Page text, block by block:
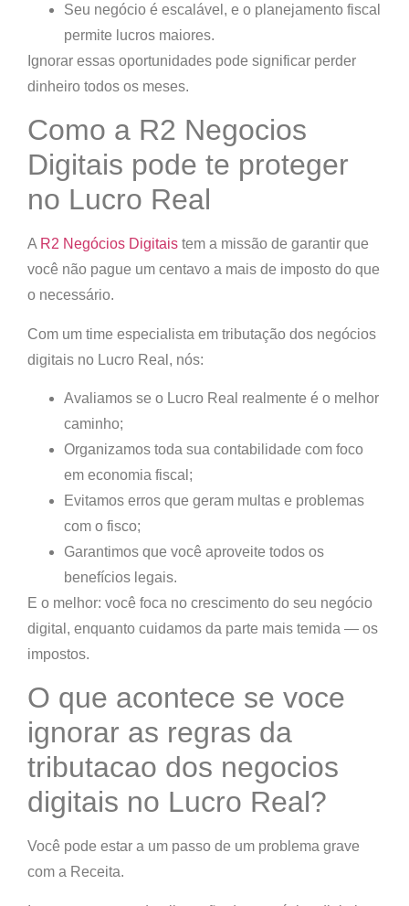
Seu negócio é escalável, e o planejamento fiscal
permite lucros maiores.
Ignorar essas oportunidades pode significar perder
dinheiro todos os meses.
Como a R2 Negocios
Digitais pode te proteger
no Lucro Real
A R2 Negócios Digitais tem a missão de garantir que
você não pague um centavo a mais de imposto do que
o necessário.
Com um time especialista em tributação dos negócios
digitais no Lucro Real , nós:
Avaliamos se o Lucro Real realmente é o melhor
caminho;
Organizamos toda sua contabilidade com foco
em economia fiscal;
Evitamos erros que geram multas e problemas
com o fisco;
Garantimos que você aproveite todos os
benefícios legais.
E o melhor: você foca no crescimento do seu negócio
digital, enquanto cuidamos da parte mais temida — os
impostos.
O que acontece se voce
ignorar as regras da
tributacao dos negocios
digitais no Lucro Real?
Você pode estar a um passo de um problema grave
com a Receita.